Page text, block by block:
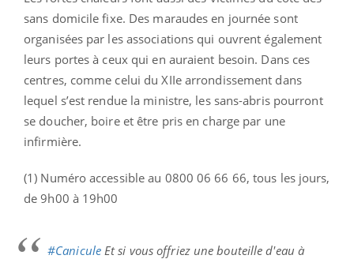
sans domicile fixe. Des maraudes en journée sont
organisées par les associations qui ouvrent également
leurs portes à ceux qui en auraient besoin. Dans ces
centres, comme celui du XIIe arrondissement dans
lequel s’est rendue la ministre, les sans-abris pourront
se doucher, boire et être pris en charge par une
infirmière.
(1) Numéro accessible au 0800 06 66 66, tous les jours,
de 9h00 à 19h00
#CaniculeEt si vous offriez une bouteille d'eau à